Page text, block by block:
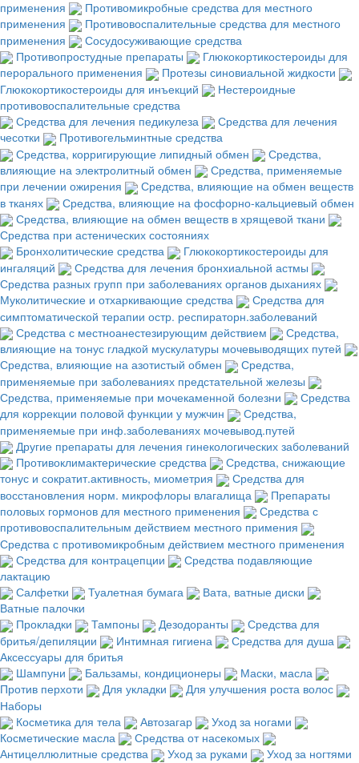
применения
Противомикробные средства для местного
применения
Противовоспалительные средства для местного
применения
Сосудосуживающие средства
Противопростудные препараты
Глюкокортикостероиды для
перорального применения
Протезы синовиальной жидкости
Глюкокортикостероиды для инъекций
Нестероидные
противовоспалительные средства
Средства для лечения педикулеза
Средства для лечения
чесотки
Противогельминтные средства
Средства, корригирующие липидный обмен
Средства,
влияющие на электролитный обмен
Средства, применяемые
при лечении ожирения
Средства, влияющие на обмен веществ
в тканях
Средства, влияющие на фосфорно-кальциевый обмен
Средства, влияющие на обмен веществ в хрящевой ткани
Средства при астенических состояниях
Бронхолитические средства
Глюкокортикостероиды для
ингаляций
Средства для лечения бронхиальной астмы
Средства разных групп при заболеваниях органов дыханиях
Муколитические и отхаркивающие средства
Средства для
симптоматической терапии остр. респираторн.заболеваний
Средства с местноанестезирующим действием
Средства,
влияющие на тонус гладкой мускулатуры мочевыводящих путей
Средства, влияющие на азотистый обмен
Средства,
применяемые при заболеваниях предстательной железы
Средства, применяемые при мочекаменной болезни
Средства
для коррекции половой функции у мужчин
Средства,
применяемые при инф.заболеваниях мочевывод.путей
Другие препараты для лечения гинекологических заболеваний
Противоклимактерические средства
Средства, снижающие
тонус и сократит.активность, миометрия
Средства для
восстановления норм. микрофлоры влагалища
Препараты
половых гормонов для местного применения
Средства с
противовоспалительным действием местного примения
Средства с противомикробным действием местного применения
Средства для контрацепции
Средства подавляющие
лактацию
Салфетки
Туалетная бумага
Вата, ватные диски
Ватные палочки
Прокладки
Тампоны Дезодоранты
Средства для
бритья/депиляции
Интимная гигиена
Средства для душа
Аксессуары для бритья
Шампуни
Бальзамы, кондиционеры
Маски, масла
Против перхоти
Для укладки
Для улучшения роста волос
Наборы
Косметика для тела
Автозагар
Уход за ногами
Косметические масла
Средства от насекомых
Антицеллюлитные средства
Уход за руками
Уход за ногтями